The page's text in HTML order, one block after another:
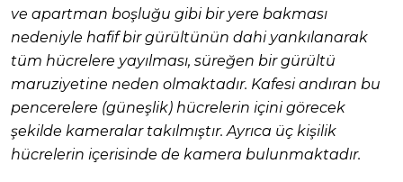
ve apartman boşluğu gibi bir yere bakması
nedeniyle hafif bir gürültünün dahi yankılanarak
tüm hücrelere yayılması, süreğen bir gürültü
maruziyetine neden olmaktadır. Kafesi andıran bu
pencerelere (güneşlik) hücrelerin içini görecek
şekilde kameralar takılmıştır. Ayrıca üç kişilik
hücrelerin içerisinde de kamera bulunmaktadır.